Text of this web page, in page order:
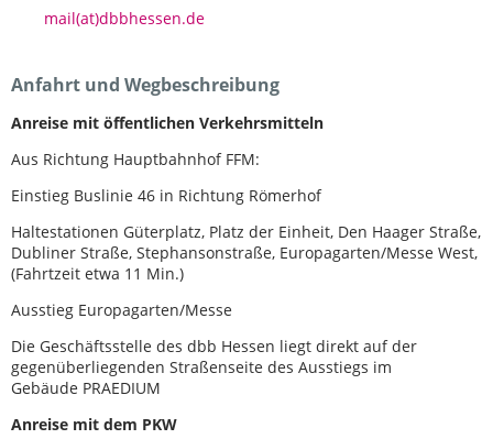
mail(at)dbbhessen.de
Anfahrt und Wegbeschreibung
Anreise mit öffentlichen Verkehrsmitteln
Aus Richtung Hauptbahnhof FFM:
Einstieg Buslinie 46 in Richtung Römerhof
Haltestationen Güterplatz, Platz der Einheit, Den Haager Straße,
Dubliner Straße, Stephansonstraße, Europagarten/Messe West,
(Fahrtzeit etwa 11 Min.)
Ausstieg Europagarten/Messe
Die Geschäftsstelle des dbb Hessen liegt direkt auf der
gegenüberliegenden Straßenseite des Ausstiegs im
Gebäude PRAEDIUM
Anreise mit dem PKW